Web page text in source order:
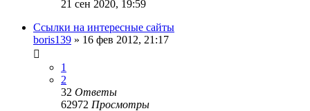
21 сен 2020, 19:59
Ссылки на интересные сайты
boris139 » 16 фев 2012, 21:17
1
2
32 Ответы
62972 Просмотры